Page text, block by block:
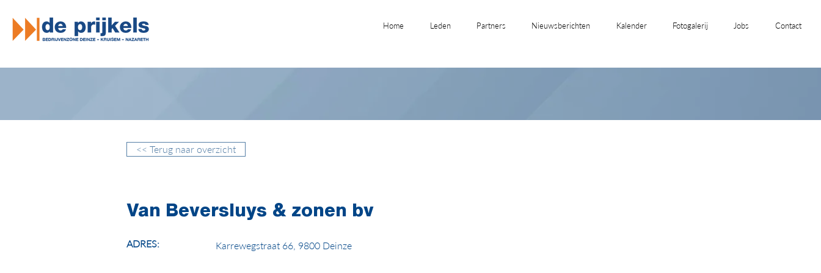
Home Leden Partners Nieuwsberichten Kalender Fotogalerij Jobs Contact
<< Terug naar overzicht
Van Beversluys & zonen bv
ADRES: Karrewegstraat 66, 9800 Deinze